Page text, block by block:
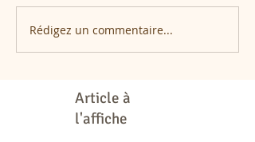
Rédigez un commentaire...
Article à
l'affiche